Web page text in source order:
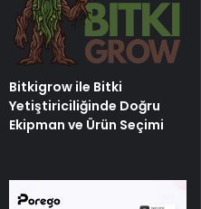
Bitkigrow ile Bitki
Yetiştiriciliğinde Doğru
Ekipman ve Ürün Seçimi